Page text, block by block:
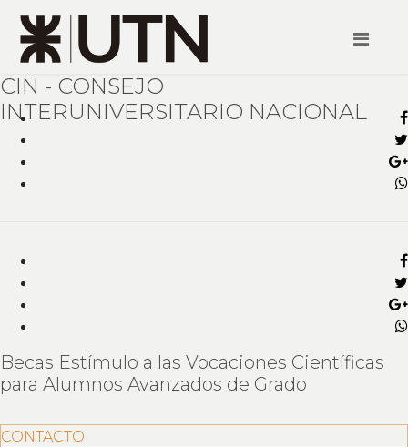
CIN - CONSEJO
INTERUNIVERSITARIO NACIONAL
Becas Estímulo a las Vocaciones Científicas
para Alumnos Avanzados de Grado
CONTACTO